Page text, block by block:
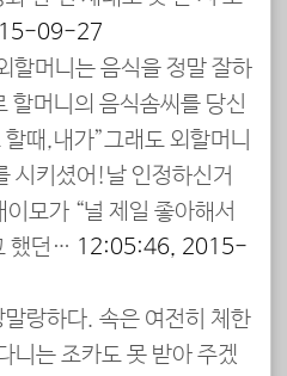
09-27
할머니는 음식을 정말 잘하
할머니의 음식솜씨를 당신
때,내가”그래도 외할머니
시키셨어!날 인정하신거
모가 “널 제일 좋아해서
했던… 12:05:46, 2015-
랑하다. 속은 여전히 체한
니는 조카도 못 받아 주겠